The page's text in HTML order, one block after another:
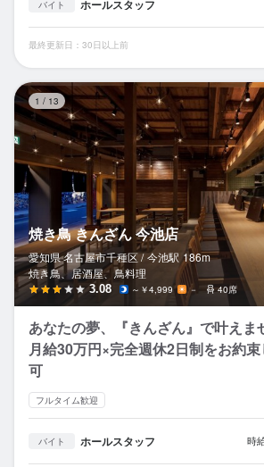
バイト ホールスタッフ
最終更新日：30日以上前
1 / 13
焼き鳥 きんざん 今池店
愛知県 名古屋市千種区 / 今池駅 186m
焼き鳥、居酒屋、鳥料理
3.08 ～￥4,999 － 40席
あなたの夢、『きんざん』で叶えま
月給30万円×完全週休2日制をお約
可
フルタイム歓迎
バイト ホールスタッフ 時